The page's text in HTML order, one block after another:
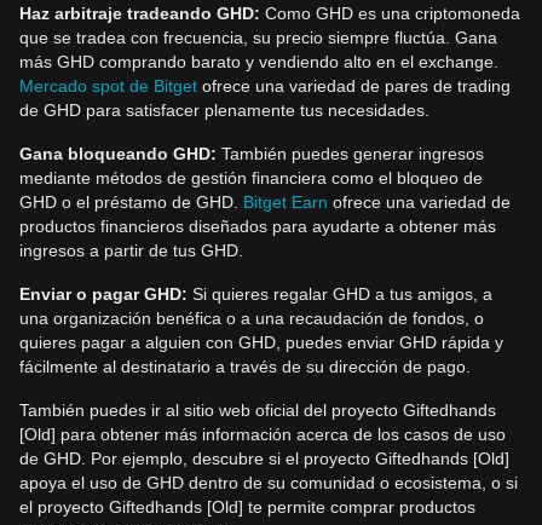
Haz arbitraje tradeando GHD: Como GHD es una criptomoneda
que se tradea con frecuencia, su precio siempre fluctúa. Gana
más GHD comprando barato y vendiendo alto en el exchange.
Mercado spot de Bitget ofrece una variedad de pares de trading
de GHD para satisfacer plenamente tus necesidades.
Gana bloqueando GHD: También puedes generar ingresos
mediante métodos de gestión financiera como el bloqueo de
GHD o el préstamo de GHD. Bitget Earn ofrece una variedad de
productos financieros diseñados para ayudarte a obtener más
ingresos a partir de tus GHD.
Enviar o pagar GHD: Si quieres regalar GHD a tus amigos, a
una organización benéfica o a una recaudación de fondos, o
quieres pagar a alguien con GHD, puedes enviar GHD rápida y
fácilmente al destinatario a través de su dirección de pago.
También puedes ir al sitio web oficial del proyecto Giftedhands
[Old] para obtener más información acerca de los casos de uso
de GHD. Por ejemplo, descubre si el proyecto Giftedhands [Old]
apoya el uso de GHD dentro de su comunidad o ecosistema, o si
el proyecto Giftedhands [Old] te permite comprar productos